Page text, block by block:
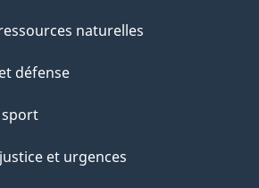
naturelles
défense
et urgences